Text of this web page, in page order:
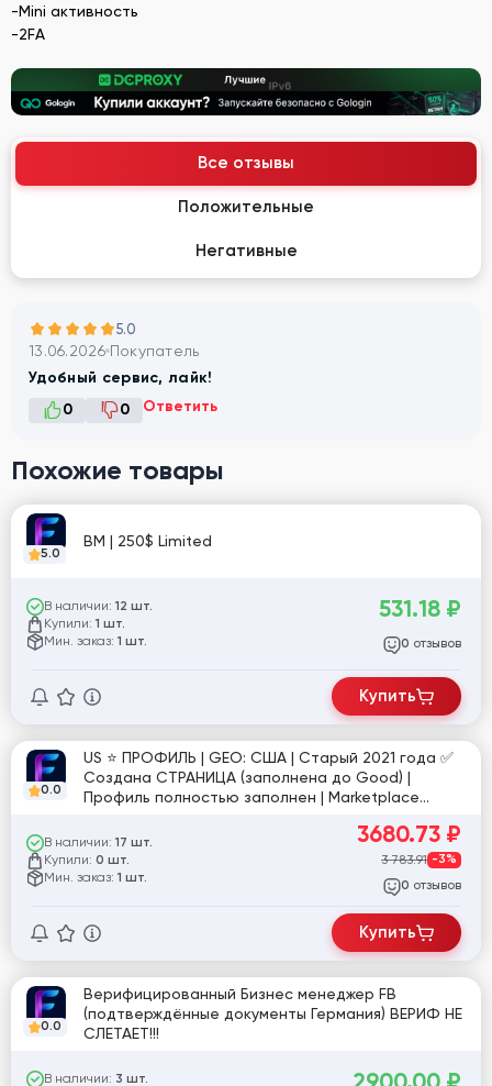
-Mini активность
-2FA
Все отзывы
Положительные
Негативные
5.0
13.06.2026 Покупатель
Удобный сервис, лайк!
0
0 Ответить
Похожие товары
5.0
BM | 250$ Limited
В наличии: 12 шт.
Купили: 1 шт.
Мин. заказ: 1 шт.
531.18 ₽
0 отзывов
Купить
0.0
US ⭐️ ПРОФИЛЬ | GEO: США | Cтарый 2021 года ✅
Создана СТРАНИЦА (заполнена до Good) |
Профиль полностью заполнен | Marketplace
подготовка 30+ дней | высокий траст | №яр
[846661]
В наличии: 17 шт.
Купили: 0 шт.
Мин. заказ: 1 шт.
3680.73 ₽
3 783.91 -3%
0 отзывов
Купить
0.0
Верифицированный Бизнес менеджер FB
(подтверждённые документы Германия) ВЕРИФ НЕ
СЛЕТАЕТ!!!
В наличии: 3 шт.